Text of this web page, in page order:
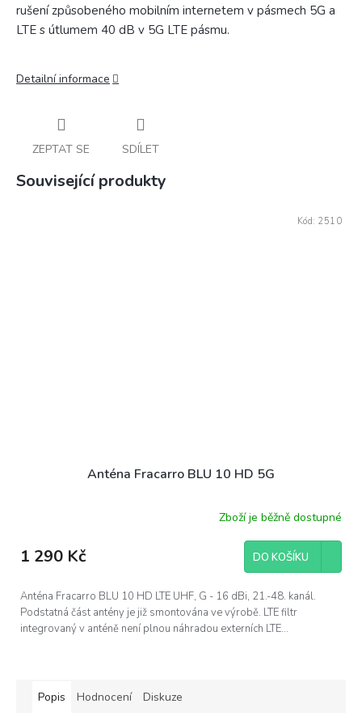
rušení způsobeného mobilním internetem v pásmech 5G a
LTE s útlumem 40 dB v 5G LTE pásmu.
Detailní informace
ZEPTAT SE SDÍLET
Související produkty
Anténa Fracarro BLU 10 HD 5G
Zboží je běžně dostupné
1 290 Kč DO KOŠÍKU
Anténa Fracarro BLU 10 HD LTE UHF, G - 16 dBi, 21.-48. kanál.
Podstatná část antény je již smontována ve výrobě. LTE filtr
integrovaný v anténě není plnou náhradou externích LTE...
Kód: 2510
Popis Hodnocení Diskuze